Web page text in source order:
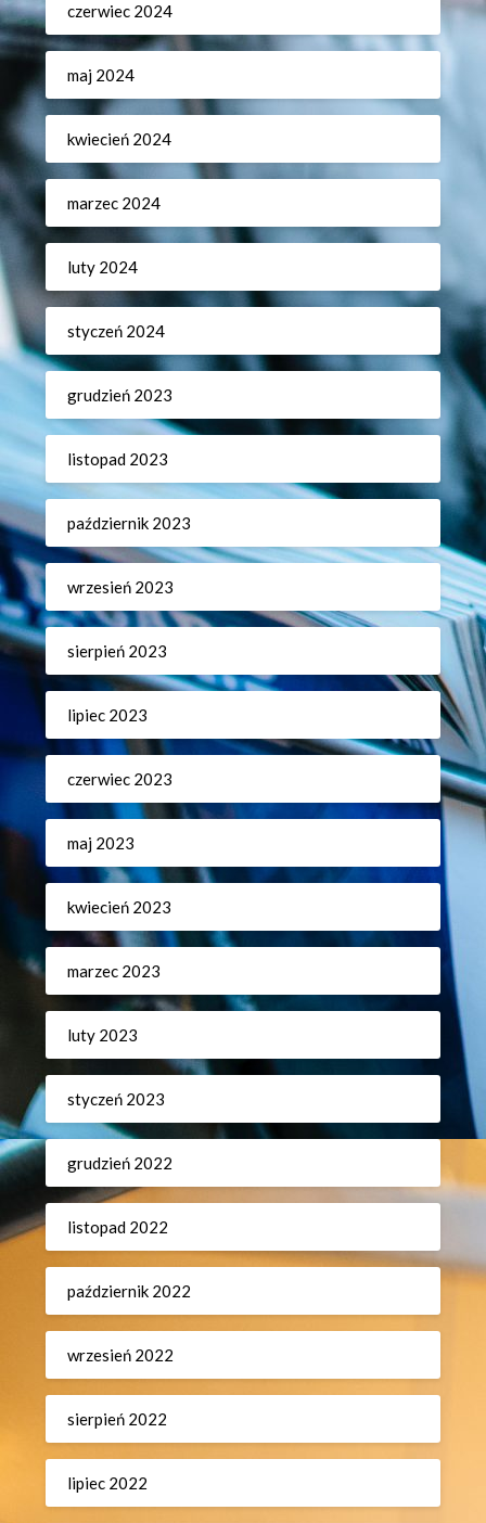
czerwiec 2024
maj 2024
kwiecień 2024
marzec 2024
luty 2024
styczeń 2024
grudzień 2023
listopad 2023
październik 2023
wrzesień 2023
sierpień 2023
lipiec 2023
czerwiec 2023
maj 2023
kwiecień 2023
marzec 2023
luty 2023
styczeń 2023
grudzień 2022
listopad 2022
październik 2022
wrzesień 2022
sierpień 2022
lipiec 2022